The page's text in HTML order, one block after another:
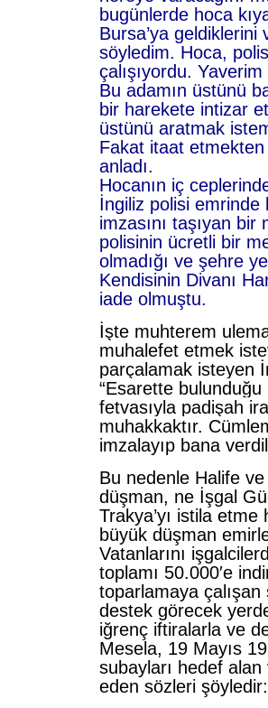
bugünlerde hoca
Bursa’ya geldiklerini
söyledim. Hoca,
çalışıyordu. Yaverim
Bu adamın üstünü
bir harekete intizar
üstünü aratmak
Fakat itaat etmekten
anladı.
Hocanın iç
İngiliz polisi emrinde
imzasını taşıyan
polisinin ücretli bir
olmadığı ve şehre
Kendisinin Divanı
iade olmuştu.
İşte muhterem
muhalefet etmek
parçalamak isteyen
“Esarette
fetvasıyla padişah
muhakkaktır.
imzalayıp bana
Bu nedenle Halife
düşman, ne İşgal
Trakya’yı istila etme
büyük düşman
Vatanlarını
toplamı 50.000′e
toparlamaya
destek görecek
iğrenç iftiralarla ve
Mesela, 19 Mayıs
subayları hedef
eden sözleri şöyledir: